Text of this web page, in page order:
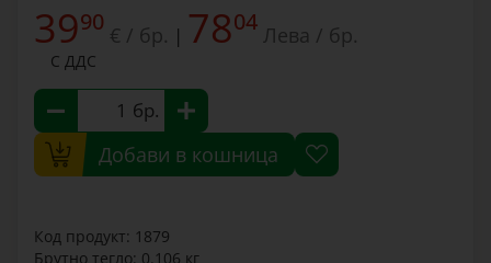
3990 € / бр. | 7804 Лева / бр.
С ДДС
бр.
Добави в кошница
Код продукт: 1879
Брутно тегло: 0.106 кг